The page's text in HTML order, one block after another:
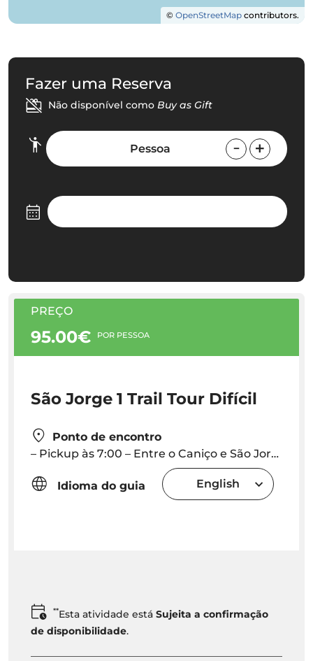
© OpenStreetMap contributors.
Fazer uma Reserva
Não disponível como Buy as Gift
Pessoa
PREÇO
95.00€ POR PESSOA
São Jorge 1 Trail Tour Difícil
Ponto de encontro
– Pickup às 7:00 – Entre o Caniço e São Jorge (via Machico) – Fora deste eixo: pickup 10€
Idioma do guia English
**Esta atividade está Sujeita a confirmação
de disponibilidade.